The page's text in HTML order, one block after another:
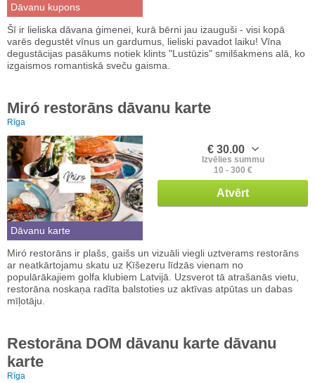
Dāvanu kupons
Šī ir lieliska dāvana ģimenei, kurā bērni jau izauguši - visi kopā
varēs degustēt vīnus un gardumus, lieliski pavadot laiku! Vīna
degustācijas pasākums notiek klints "Lustūzis" smilšakmens alā, ko
izgaismos romantiskā sveču gaisma.
Miró restorāns dāvanu karte
Rīga
Dāvanu karte
€ 30.00
Izvēlies summu
10 - 300 €
Atvērt
Miró restorāns ir plašs, gaišs un vizuāli viegli uztverams restorāns
ar neatkārtojamu skatu uz Ķīšezeru līdzās vienam no
populārākajiem golfa klubiem Latvijā. Uzsverot tā atrašanās vietu,
restorāna noskaņa radīta balstoties uz aktīvas atpūtas un dabas
mīļotāju.
Restorāna DOM dāvanu karte dāvanu
karte
Rīga